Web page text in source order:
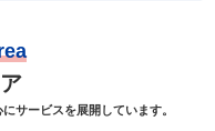
サービスを展開しています。